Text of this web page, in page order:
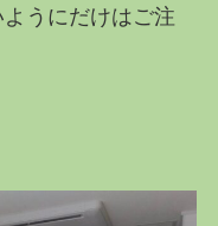
うにだけはご注